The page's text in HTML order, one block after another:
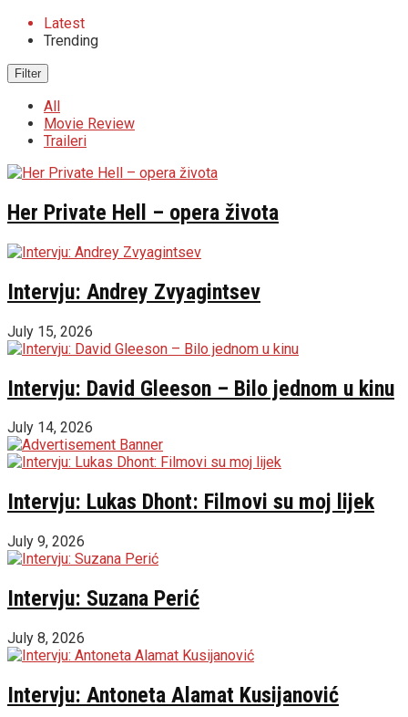
Latest
Trending
Filter
All
Movie Review
Traileri
Her Private Hell – opera života
Intervju: Andrey Zvyagintsev
July 15, 2026
Intervju: David Gleeson – Bilo jednom u kinu
July 14, 2026
Intervju: Lukas Dhont: Filmovi su moj lijek
July 9, 2026
Intervju: Suzana Perić
July 8, 2026
Intervju: Antoneta Alamat Kusijanović